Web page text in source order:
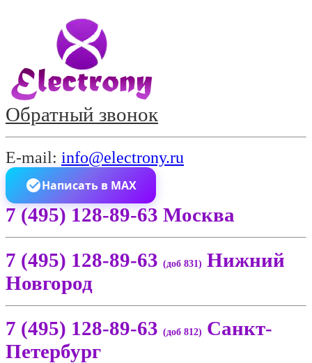
Обратный звонок
E-mail: info@electrony.ru
Написать в MAX
7 (495) 128-89-63 Москва
7 (495) 128-89-63 (доб 831) Нижний
Новгород
7 (495) 128-89-63 (доб 812) Санкт-
Петербург